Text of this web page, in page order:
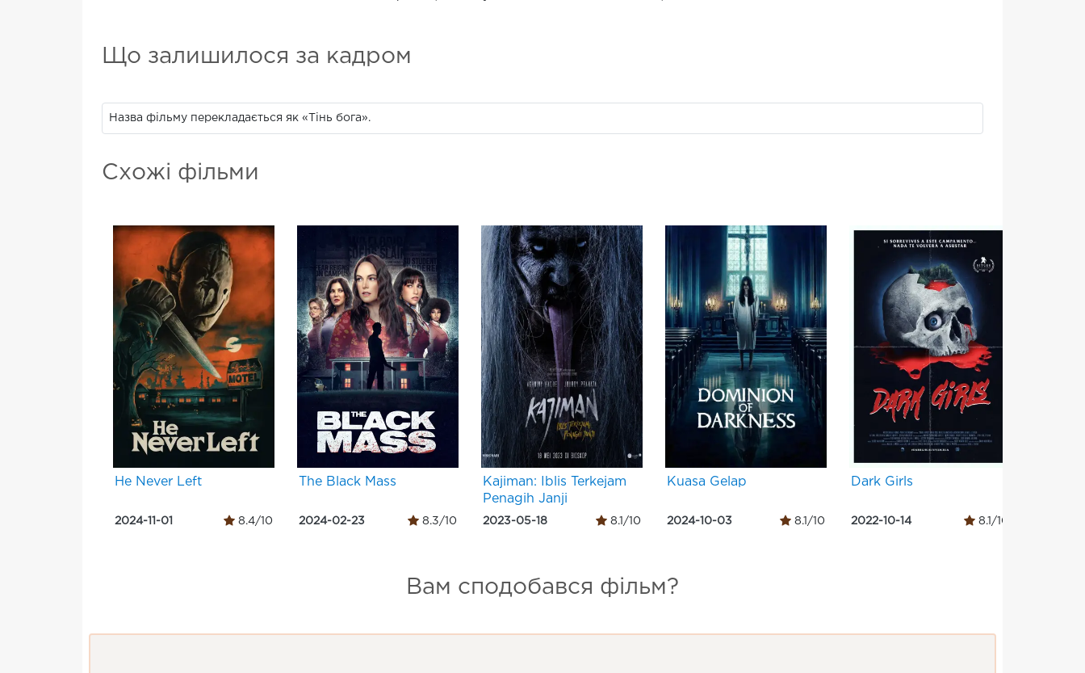
Що залишилося за кадром
Назва фільму перекладається як «Тінь бога».
Схожі фільми
He Never Left
2024-11-01 8.4/10
The Black Mass
2024-02-23 8.3/10
Kajiman: Iblis Terkejam
Penagih Janji
2023-05-18 8.1/10
Kuasa Gelap
2024-10-03 8.1/10
Dark Girls
2022-10-14 8.1/10
Вам сподобався фільм?